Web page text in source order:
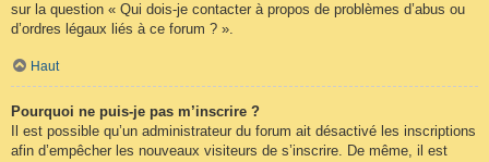
sur la question « Qui dois-je contacter à propos de problèmes d’abus ou
d’ordres légaux liés à ce forum ? ».
Haut
Pourquoi ne puis-je pas m’inscrire ?
Il est possible qu’un administrateur du forum ait désactivé les inscriptions
afin d’empêcher les nouveaux visiteurs de s’inscrire. De même, il est